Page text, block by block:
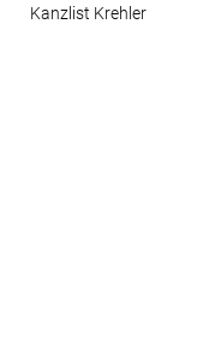
Kanzlist Krehler